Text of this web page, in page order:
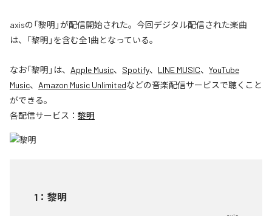
axisの「黎明」が配信開始された。今回デジタル配信された楽曲
は、「黎明」を含む全1曲となっている。
なお「黎明 」は、 Apple Music、 Spotify、 LINE MUSIC、 YouTube
Music、 Amazon Music Unlimitedなどの音楽配信サービスで聴くこと
ができる。
各配信サービス： 黎明
1 ： 黎明